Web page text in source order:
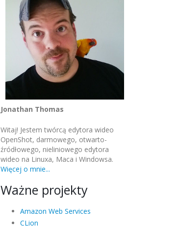
Jonathan Thomas
Witaj! Jestem twórcą edytora wideo
OpenShot, darmowego, otwarto-
źródłowego, nieliniowego edytora
wideo na Linuxa, Maca i Windowsa.
Więcej o mnie...
Ważne projekty
Amazon Web Services
CLion